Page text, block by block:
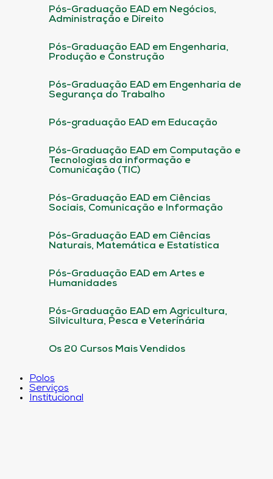
Pós-Graduação EAD em Negócios,
Administração e Direito
Pós-Graduação EAD em Engenharia,
Produção e Construção
Pós-Graduação EAD em Engenharia de
Segurança do Trabalho
Pós-graduação EAD em Educação
Pós-Graduação EAD em Computação e
Tecnologias da informação e
Comunicação (TIC)
Pós-Graduação EAD em Ciências
Sociais, Comunicação e Informação
Pós-Graduação EAD em Ciências
Naturais, Matemática e Estatística
Pós-Graduação EAD em Artes e
Humanidades
Pós-Graduação EAD em Agricultura,
Silvicultura, Pesca e Veterinária
Os 20 Cursos Mais Vendidos
Polos
Serviços
Institucional